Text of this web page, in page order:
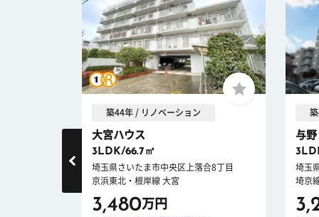
築44年 / リノベーション
大宮ハウス
3LDK/66.7㎡
埼玉県さいたま市中央区上落合8丁目
京浜東北・根岸線 大宮
3,480万円
与野
埼玉
埼京